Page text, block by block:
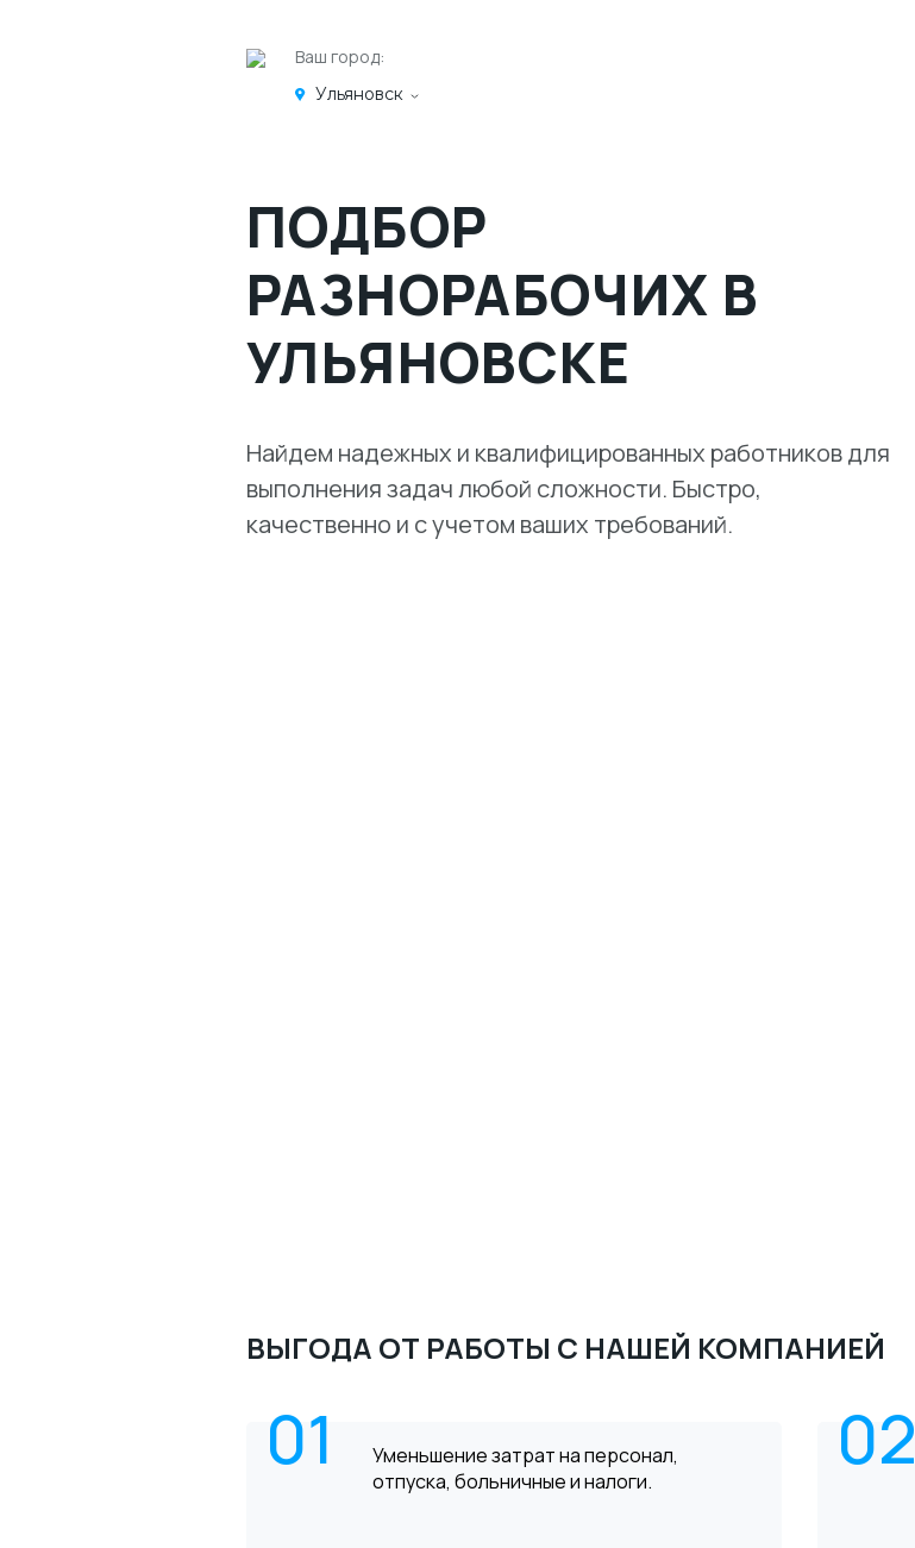
Ваш город:
Ульяновск
ПОДБОР
РАЗНОРАБОЧИХ В
УЛЬЯНОВСКЕ
Найдем надежных и квалифицированных работников для
выполнения задач любой сложности. Быстро,
качественно и с учетом ваших требований.
ВЫГОДА ОТ РАБОТЫ С НАШЕЙ КОМПАНИЕЙ
01
Уменьшение затрат на персонал,
отпуска, больничные и налоги.
02